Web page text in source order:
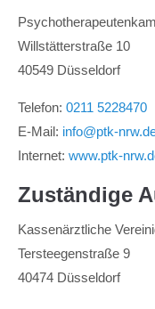
Willstätterstraße 10
40549 Düsseldorf
Telefon: 0211 5228470
E-Mail: info@ptk-
Internet: www.ptk-
Zuständige
Kassenärztliche
Tersteegenstraße 9
40474 Düsseldorf